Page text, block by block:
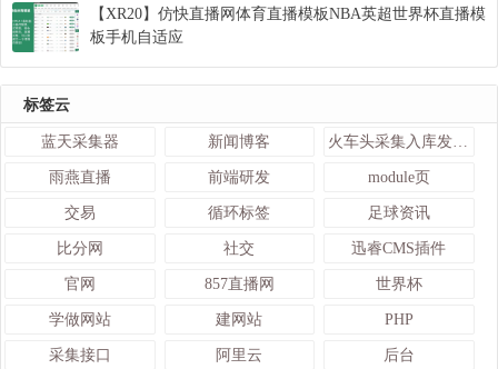
【XR20】仿快直播网体育直播模板NBA英超世界杯直播模
板手机自适应
标签云
蓝天采集器 新闻博客
雨燕直播 前端研发 module页
交易 循环标签 足球资讯
比分网 社交 迅睿CMS插件
官网 857直播网 世界杯
学做网站 建网站 PHP
采集接口 阿里云 后台